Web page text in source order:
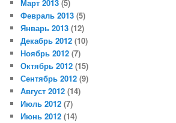
Март 2013 (5)
Февраль 2013 (5)
Январь 2013 (12)
Декабрь 2012 (10)
Ноябрь 2012 (7)
Октябрь 2012 (15)
Сентябрь 2012 (9)
Август 2012 (14)
Июль 2012 (7)
Июнь 2012 (14)